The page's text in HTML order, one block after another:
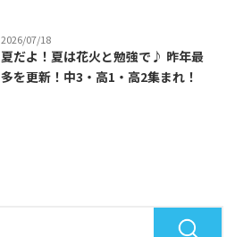
2026/07/18
夏だよ！夏は花火と勉強で♪ 昨年最
多を更新！中3・高1・高2集まれ！